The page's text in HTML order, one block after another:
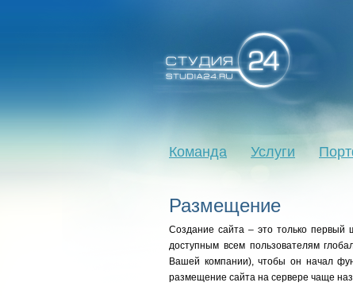
Команда Услуги
Размещение
Создание сайта – это только первый
доступным всем пользователям
Вашей компании), чтобы он начал
размещение сайта на сервере чаще